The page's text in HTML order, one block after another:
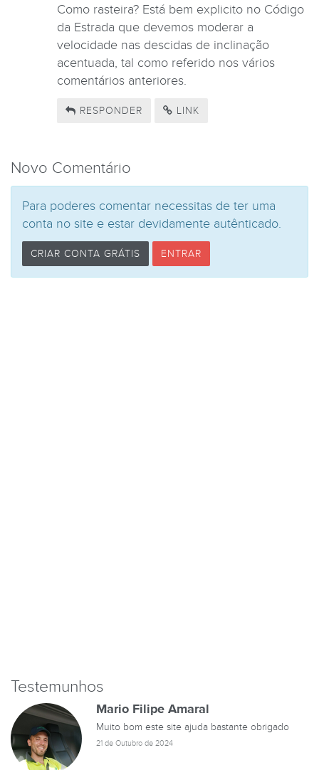
Como rasteira? Está bem explicito no Código
da Estrada que devemos moderar a
velocidade nas descidas de inclinação
acentuada, tal como referido nos vários
comentários anteriores.
RESPONDER LINK
Novo Comentário
Para poderes comentar necessitas de ter uma
conta no site e estar devidamente autênticado.
CRIAR CONTA GRÁTIS ENTRAR
Testemunhos
Mario Filipe Amaral
Muito bom este site ajuda bastante obrigado
21 de Outubro de 2024